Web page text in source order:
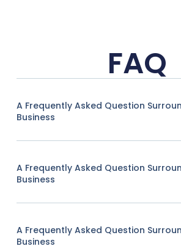
FAQ
A Frequently Asked Question
Business
A Frequently Asked Question
Business
A Frequently Asked Question
Business